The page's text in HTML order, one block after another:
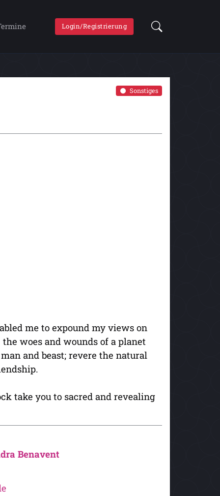
Login/Registrierung
Sonstiges
me to expound my views on
woes and wounds of a planet
and beast; revere the natural
take you to sacred and revealing
Benavent